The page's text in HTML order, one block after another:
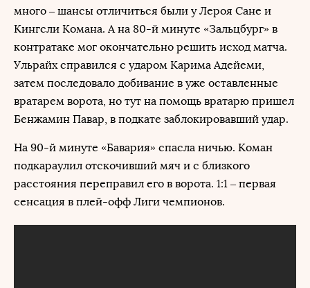
много – шансы отличиться были у Лероя Сане и
Кингсли Комана. А на 80-й минуте «Зальцбург» в
контратаке мог окончательно решить исход матча.
Ульрайх справился с ударом Карима Адейеми,
затем последовало добивание в уже оставленные
вратарем ворота, но тут на помощь вратарю пришел
Бенжамин Павар, в подкате заблокировавший удар.
На 90-й минуте «Бавария» спасла ничью. Коман
подкараулил отскочивший мяч и с близкого
расстояния переправил его в ворота. 1:1 – первая
сенсация в плей-офф Лиги чемпионов.